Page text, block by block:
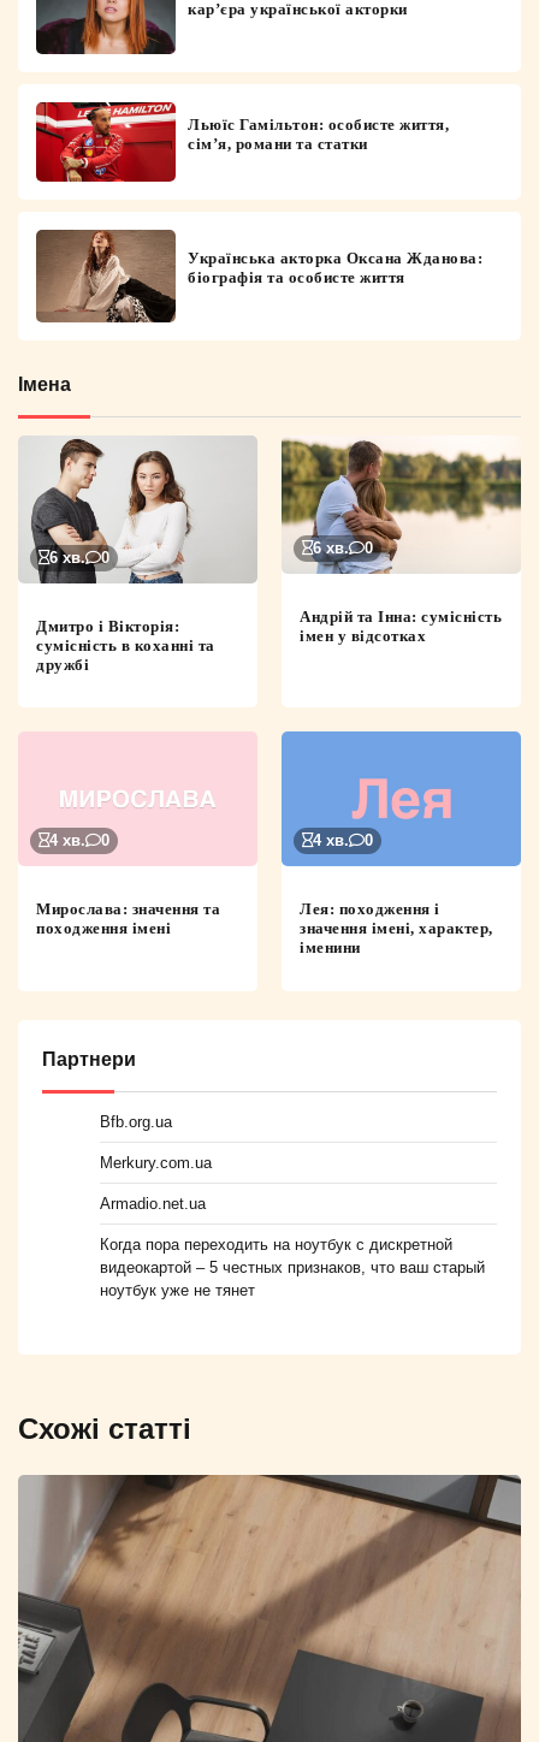
кар’єра української акторки
Льюїс Гамільтон: особисте життя,
сім’я, романи та статки
Українська акторка Оксана Жданова:
біографія та особисте життя
Імена
6 хв. 0
Дмитро і Вікторія:
сумісність в коханні та
дружбі
6 хв. 0
Андрій та Інна: сумісність
імен у відсотках
4 хв. 0
Мирослава: значення та
походження імені
4 хв. 0
Лея: походження і
значення імені, характер,
іменини
Партнери
Bfb.org.ua
Merkury.com.ua
Armadio.net.ua
Когда пора переходить на ноутбук с дискретной
видеокартой – 5 честных признаков, что ваш старый
ноутбук уже не тянет
Схожі статті